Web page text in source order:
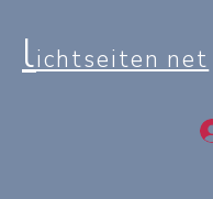
lichtseiten net